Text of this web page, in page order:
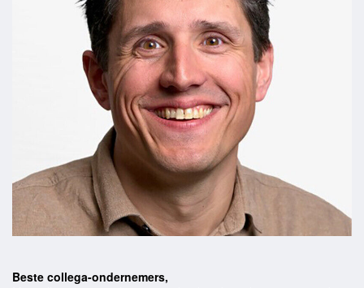
Beste collega-ondernemers,